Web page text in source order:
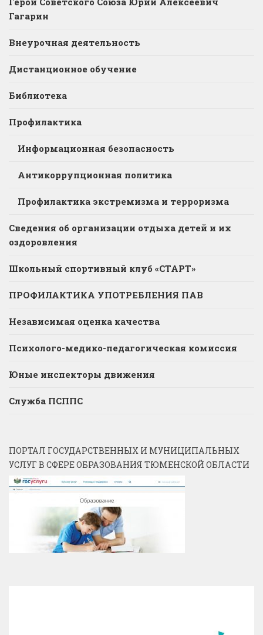
Гагарин
Внеурочная деятельность
Дистанционное обучение
Библиотека
Профилактика
Информационная безопасность
Антикоррупционная политика
Профилактика экстремизма и терроризма
Сведения об организации отдыха детей и их
оздоровления
Школьный спортивный клуб «СТАРТ»
ПРОФИЛАКТИКА УПОТРЕБЛЕНИЯ ПАВ
Независимая оценка качества
Психолого-медико-педагогическая комиссия
Юные инспекторы движения
Служба ПСППС
ПОРТАЛ ГОСУДАРСТВЕННЫХ И МУНИЦИПАЛЬНЫХ
УСЛУГ В СФЕРЕ ОБРАЗОВАНИЯ ТЮМЕНСКОЙ ОБЛАСТИ